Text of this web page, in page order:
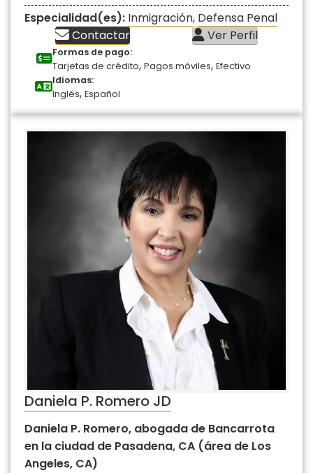
Especialidad(es): Inmigración, Defensa Penal
Contactar
Ver Perfil
Formas de pago:
Tarjetas de crédito, Pagos móviles, Efectivo
Idiomas:
Inglés, Español
Daniela P. Romero JD
Daniela P. Romero, abogada de Bancarrota
en la ciudad de Pasadena, CA (área de Los
Angeles, CA)